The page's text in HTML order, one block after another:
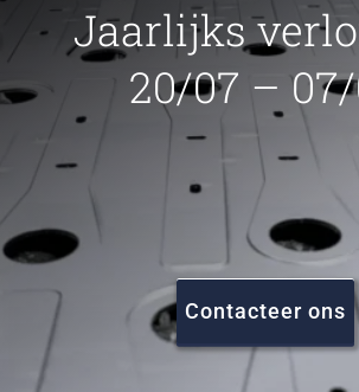
Lasconstructie
Poederlakken
Projecten
FAQ
Vacatures
Jaarlijks
20/07 –
Contacteer ons